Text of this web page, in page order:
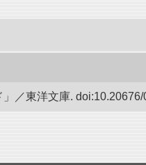
／東洋文庫.